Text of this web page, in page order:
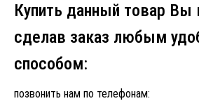
Купить данный товар Вы
сделав заказ любым
способом:
позвонить нам по телефонам: